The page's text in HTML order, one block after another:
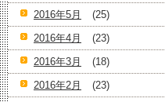
2016年5月
(25)
2016年4月
(23)
2016年3月
(18)
2016年2月
(23)